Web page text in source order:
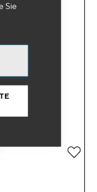
Sie
Zur